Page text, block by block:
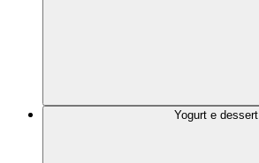
Yogurt e dessert